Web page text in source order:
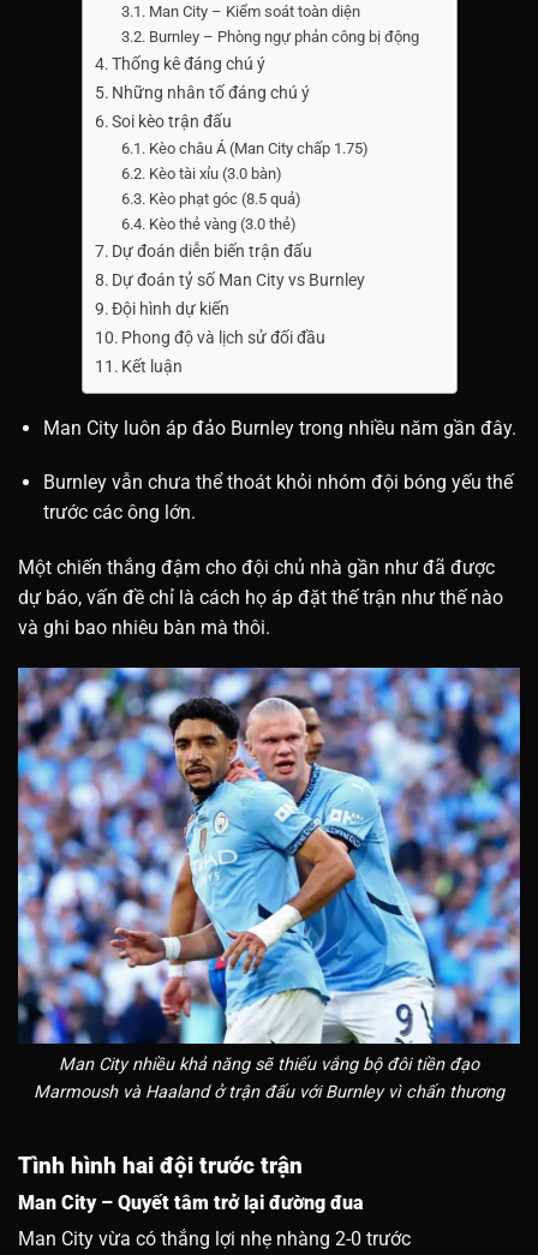
Man City – Kiểm soát toàn diện
Burnley – Phòng ngự phản công bị động
Thống kê đáng chú ý
Những nhân tố đáng chú ý
Soi kèo trận đấu
Kèo châu Á (Man City chấp 1.75)
Kèo tài xỉu (3.0 bàn)
Kèo phạt góc (8.5 quả)
Kèo thẻ vàng (3.0 thẻ)
Dự đoán diễn biến trận đấu
Dự đoán tỷ số Man City vs Burnley
Đội hình dự kiến
Phong độ và lịch sử đối đầu
Kết luận
Man City luôn áp đảo Burnley trong nhiều năm gần đây.
Burnley vẫn chưa thể thoát khỏi nhóm đội bóng yếu thế
trước các ông lớn.
Một chiến thắng đậm cho đội chủ nhà gần như đã được
dự báo, vấn đề chỉ là cách họ áp đặt thế trận như thế nào
và ghi bao nhiêu bàn mà thôi.
Man City nhiều khả năng sẽ thiếu vắng bộ đôi tiền đạo
Marmoush và Haaland ở trận đấu với Burnley vì chấn thương
Tình hình hai đội trước trận
Man City – Quyết tâm trở lại đường đua
Man City vừa có thắng lợi nhẹ nhàng 2-0 trước